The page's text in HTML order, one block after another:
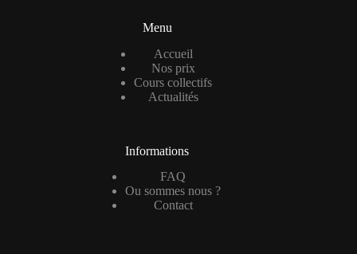
Menu
Accueil
Nos prix
Cours collectifs
Actualités
Informations
FAQ
Ou sommes nous ?
Contact